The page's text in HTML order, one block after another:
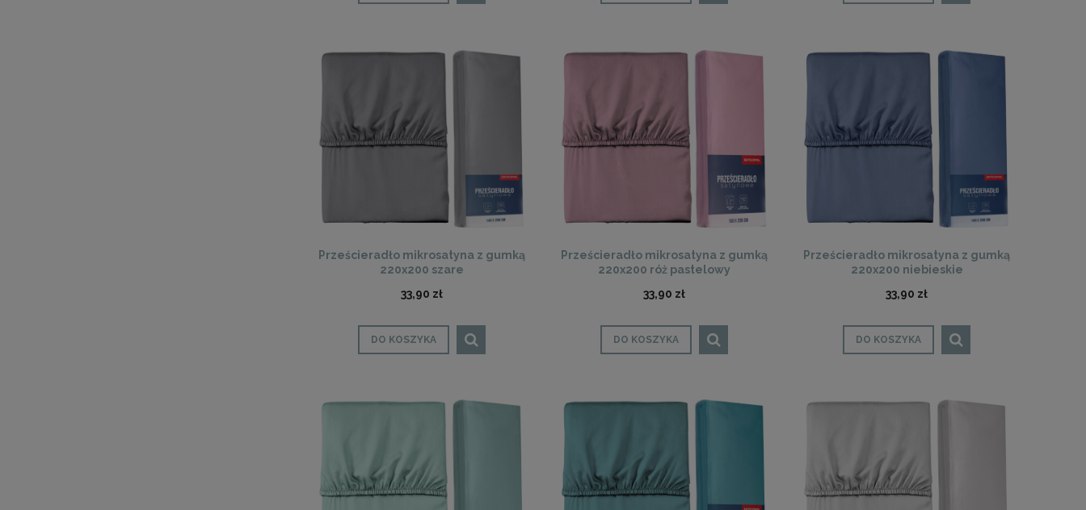
Prześcieradło mikrosatyna z gumką
220x200 szare
33,90 zł
DO KOSZYKA
Prześcieradło mikrosatyna z gumką
220x200 róż pastelowy
33,90 zł
DO KOSZYKA
Prześcieradło mikrosatyna z gumką
220x200 niebieskie
33,90 zł
DO KOSZYKA